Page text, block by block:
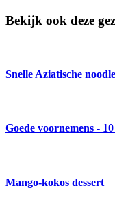
Bekijk ook deze
Snelle Aziatische
Goede voornemens -
Mango-kokos dessert